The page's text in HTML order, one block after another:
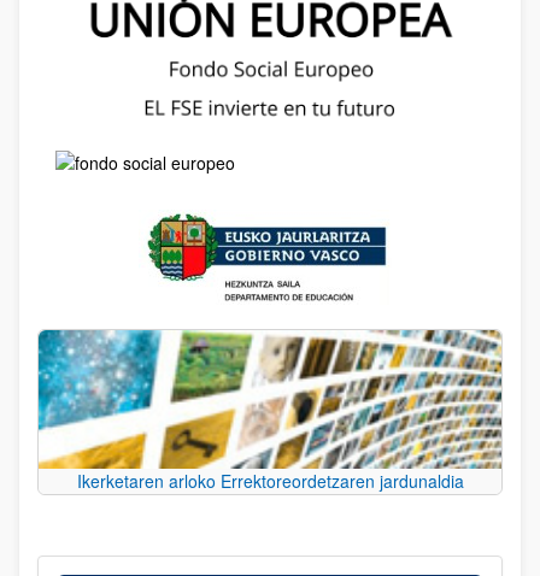
Ikerketaren arloko Errektoreordetzaren jardunaldia